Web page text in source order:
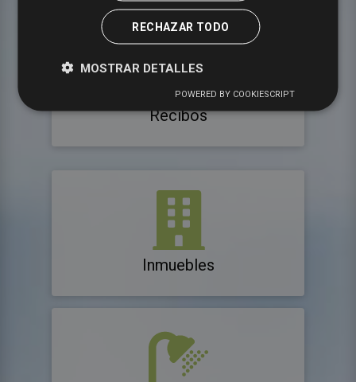
Recibos
Inmuebles
RECHAZAR TODO
MOSTRAR DETALLES
POWERED BY COOKIESCRIPT